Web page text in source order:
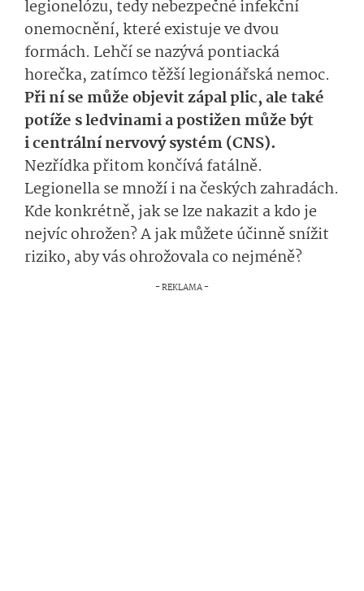
legionelózu, tedy nebezpečné infekční
onemocnění, které existuje ve dvou
formách. Lehčí se nazývá pontiacká
horečka, zatímco těžší legionářská nemoc.
Při ní se může objevit zápal plic, ale také
potíže s ledvinami a postižen může být
i centrální nervový systém (CNS).
Nezřídka přitom končívá fatálně.
Legionella se množí i na českých zahradách.
Kde konkrétně, jak se lze nakazit a kdo je
nejvíc ohrožen? A jak můžete účinně snížit
riziko, aby vás ohrožovala co nejméně?